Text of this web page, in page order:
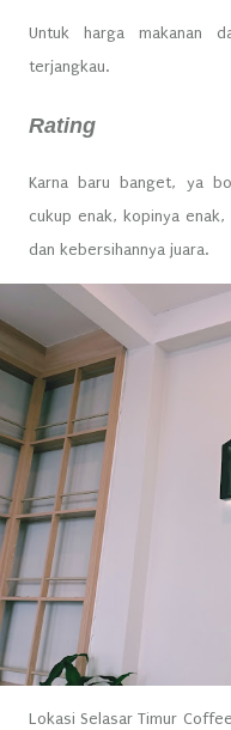
Untuk harga makanan
terjangkau.
Rating
Karna baru banget, ya
cukup enak, kopinya
dan kebersihannya juara.
Lokasi Selasar Timur